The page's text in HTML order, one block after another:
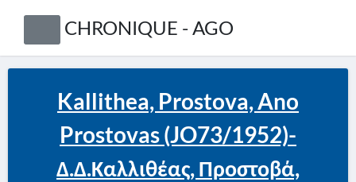
CHRONIQUE - AGO
Kallithea, Prostova, Ano
Prostovas (JO73/1952)-
Δ.Δ.Καλλιθέας, Προστοβά,